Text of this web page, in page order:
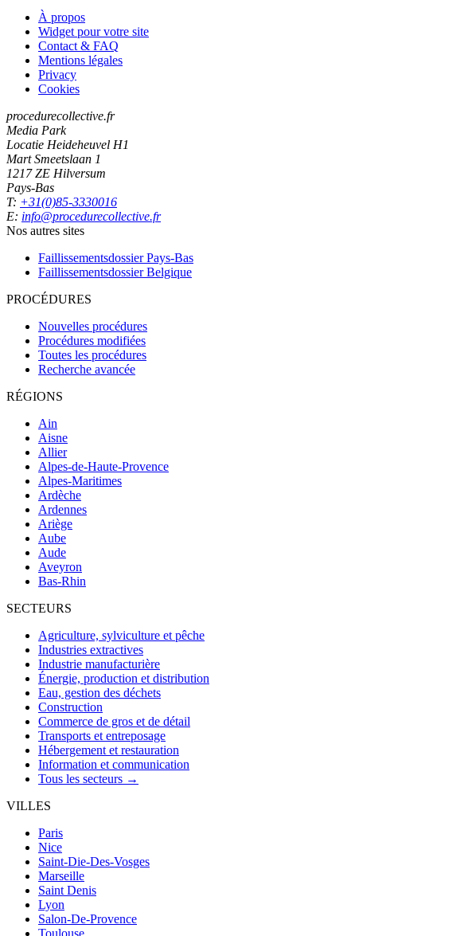
À propos
Widget pour votre site
Contact & FAQ
Mentions légales
Privacy
Cookies
procedurecollective.fr
Media Park
Locatie Heideheuvel H1
Mart Smeetslaan 1
1217 ZE Hilversum
Pays-Bas
T: +31(0)85-3330016
E: info@procedurecollective.fr
Nos autres sites
Faillissementsdossier Pays-Bas
Faillissementsdossier Belgique
PROCÉDURES
Nouvelles procédures
Procédures modifiées
Toutes les procédures
Recherche avancée
RÉGIONS
Ain
Aisne
Allier
Alpes-de-Haute-Provence
Alpes-Maritimes
Ardèche
Ardennes
Ariège
Aube
Aude
Aveyron
Bas-Rhin
SECTEURS
Agriculture, sylviculture et pêche
Industries extractives
Industrie manufacturière
Énergie, production et distribution
Eau, gestion des déchets
Construction
Commerce de gros et de détail
Transports et entreposage
Hébergement et restauration
Information et communication
Tous les secteurs →
VILLES
Paris
Nice
Saint-Die-Des-Vosges
Marseille
Saint Denis
Lyon
Salon-De-Provence
Toulouse